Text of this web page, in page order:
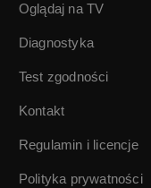
Oglądaj na TV
Diagnostyka
Test zgodności
Kontakt
Regulamin i licencje
Polityka prywatności